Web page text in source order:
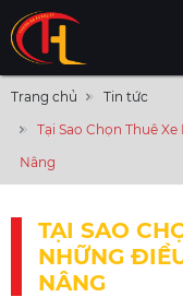
Trang chủ
Tin tức
Tại Sao Chọn Thuê
Nâng
TẠI SAO
NHỮNG
NÂNG